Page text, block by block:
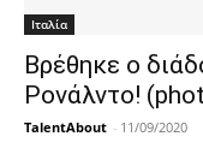
Ιταλία
Βρέθηκε ο
Ρονάλντο!
TalentAbout - 11/09/2020